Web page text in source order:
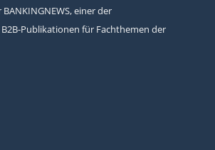
einer der
Publikationen für Fachthemen der